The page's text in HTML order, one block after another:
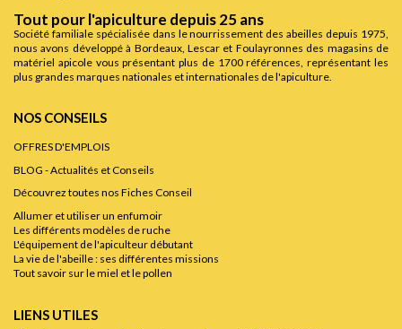
Tout pour l'apiculture depuis 25 ans
Société familiale spécialisée dans le nourrissement des abeilles depuis 1975,
nous avons développé à Bordeaux, Lescar et Foulayronnes des magasins de
matériel apicole vous présentant plus de 1700 références, représentant les
plus grandes marques nationales et internationales de l'apiculture.
NOS CONSEILS
OFFRES D'EMPLOIS
BLOG - Actualités et Conseils
Découvrez toutes nos Fiches Conseil
Allumer et utiliser un enfumoir
Les différents modèles de ruche
L'équipement de l'apiculteur débutant
La vie de l'abeille : ses différentes missions
Tout savoir sur le miel et le pollen
LIENS UTILES